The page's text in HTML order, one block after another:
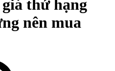
thứ hạng
nên mua